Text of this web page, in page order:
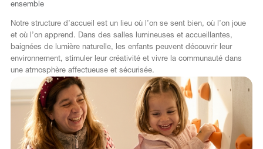
ensemble
Notre structure d’accueil est un lieu où l’on se sent bien, où l’on joue
et où l’on apprend. Dans des salles lumineuses et accueillantes,
baignées de lumière naturelle, les enfants peuvent découvrir leur
environnement, stimuler leur créativité et vivre la communauté dans
une atmosphère affectueuse et sécurisée.